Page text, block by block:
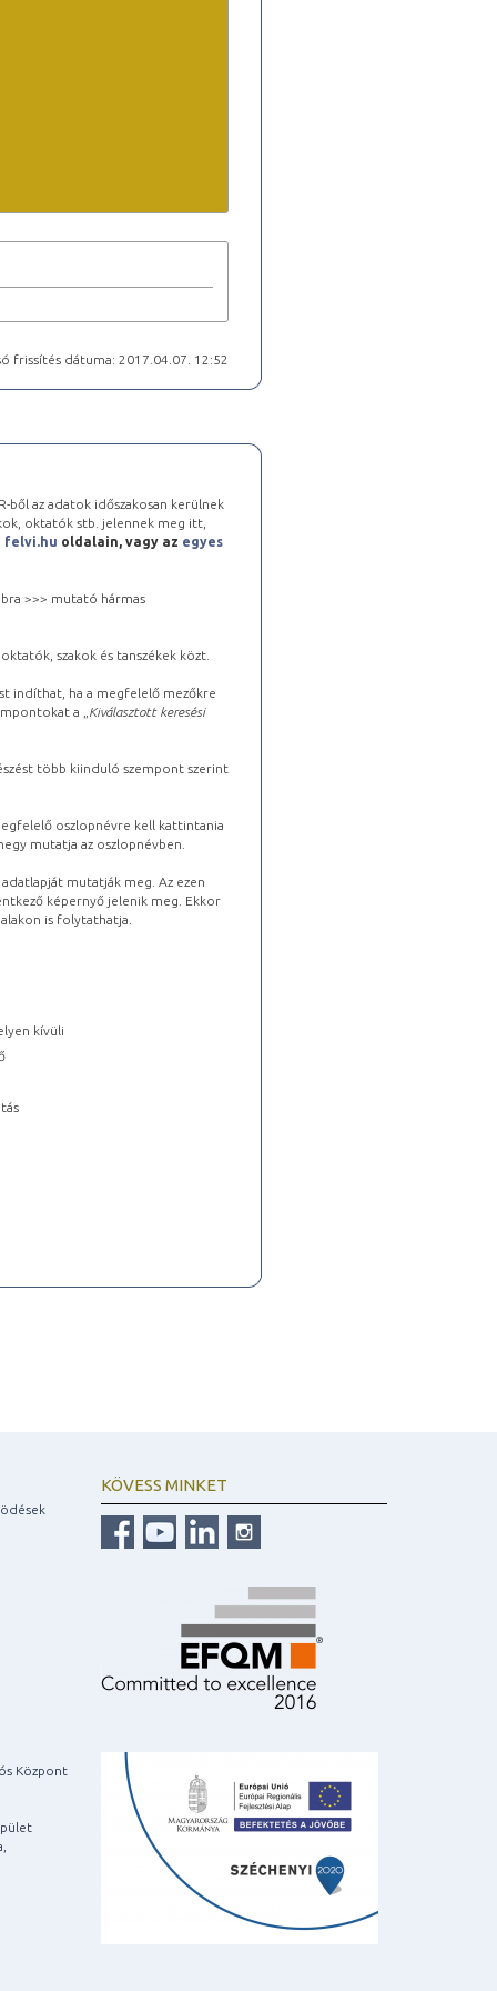
frissítés dátuma: 2017.04.07. 12:52
ből az adatok időszakosan kerülnek
oktatók stb. jelennek meg itt,
felvi.hu oldalain, vagy az egyes
>>> mutató hármas
szakok és tanszékek közt.
indíthat, ha a megfelelő mezőkre
a „ Kiválasztott keresési
több kiinduló szempont szerint
oszlopnévre kell kattintania
mutatja az oszlopnévben.
mutatják meg. Az ezen
képernyő jelenik meg. Ekkor
is folytathatja.
kívüli
Központ
KÖVESS MINKET